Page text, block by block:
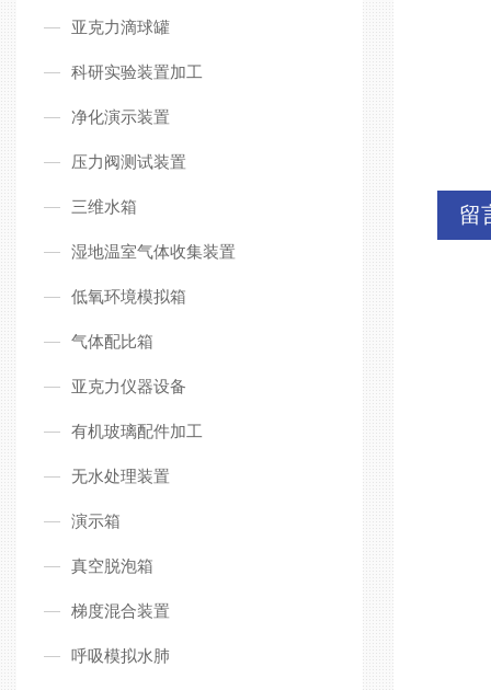
亚克力滴球罐
科研实验装置加工
净化演示装置
压力阀测试装置
三维水箱
湿地温室气体收集装置
低氧环境模拟箱
气体配比箱
亚克力仪器设备
有机玻璃配件加工
无水处理装置
演示箱
真空脱泡箱
梯度混合装置
呼吸模拟水肺
留